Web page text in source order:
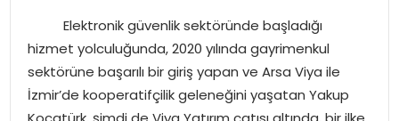
YAŞAM
MAGAZIN
Elektronik güvenlik sektöründe başladığı
hizmet yolculuğunda, 2020 yılında gayrimenkul
sektörüne başarılı bir giriş yapan ve Arsa Viya ile
İzmir’de kooperatifçilik geleneğini yaşatan Yakup